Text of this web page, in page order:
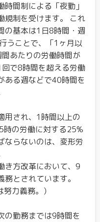
間制による「夜勤」
規制を受けます。 これ
の基本は1日8時間・週
うことで、「1ヶ月以
あたりの労働時間が
で8時間を超える労働
ある週などで40時間を
用され、1時間以上の
の労働に対する25%
ならないのは、変形労
き方改革において、9
とされています。
力義務。）
の勤務までは9時間を